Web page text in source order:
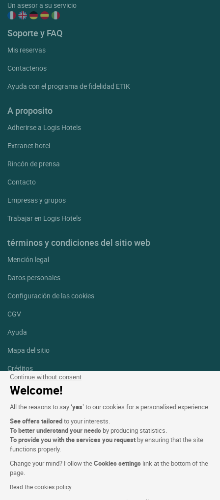
Continue without consent
Welcome!
All the reasons to say ‘yes’ to our cookies for a personalised experience:
See offers tailoredto your interests.
To better understand your needs by producing statistics.
To provide you with the services you request by ensuring that the site
functions properly.
Change your mind? Follow theCookies settings link at the bottom of the
page.
Read the cookies policy
Un asesor a su servicio
Soporte y FAQ
Mis reservas
Contactenos
Ayuda con el programa de fidelidad ETIK
A proposito
Adherirse a Logis Hotels
Extranet hotel
Rincón de prensa
Contacto
Empresas y grupos
Trabajar en Logis Hotels
términos y condiciones del sitio web
Mención legal
Datos personales
Configuración de las cookies
CGV
Ayuda
Mapa del sitio
Créditos
fotografías
Facebook
Instagram
Linkedin